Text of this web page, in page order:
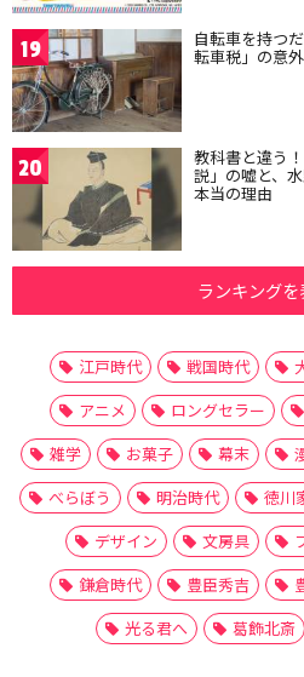
19 自転車を持つ
転車税」の意
20 教科書と違う
説」の嘘と、
本当の理由
ランキングを
江戸時代 戦国時代
アニメ
ロングセラー
雑学
お菓子 幕末
べらぼう
明治時代 徳川
デザイン
文房具
鎌倉時代
豊臣秀吉
光る君へ
葛飾北斎